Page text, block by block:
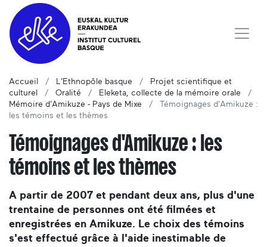
Accueil L'Ethnopôle basque
Projet scientifique et
culturel
Oralité
Eleketa, collecte de la mémoire orale
Mémoire d'Amikuze - Pays de Mixe
Témoignages d'Amikuze :
les témoins et les thèmes
Témoignages d'Amikuze : les
témoins et les thèmes
A partir de 2007 et pendant deux ans, plus d'une
trentaine de personnes ont été filmées et
enregistrées en Amikuze. Le choix des témoins
s'est effectué grâce à l'aide inestimable de